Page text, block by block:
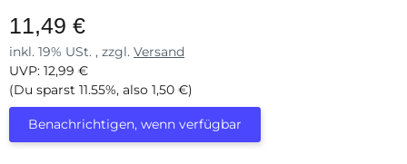
11,49 €
inkl. 19% USt. , zzgl. Versand
UVP: 12,99 €
(Du sparst 11.55%, also 1,50 €)
Benachrichtigen, wenn verfügbar